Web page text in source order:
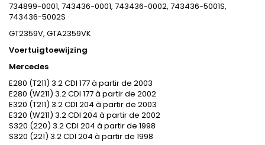
734899-0001, 743436-0001, 743436-0002, 743436-5001S,
743436-5002S
GT2359V, GTA2359VK
Voertuigtoewijzing
Mercedes
E280 (T211) 3.2 CDI 177 à partir de 2003
E280 (W211) 3.2 CDI 177 à partir de 2002
E320 (T211) 3.2 CDI 204 à partir de 2003
E320 (W211) 3.2 CDI 204 à partir de 2002
S320 (220) 3.2 CDI 204 à partir de 1998
S320 (221) 3.2 CDI 204 à partir de 1998